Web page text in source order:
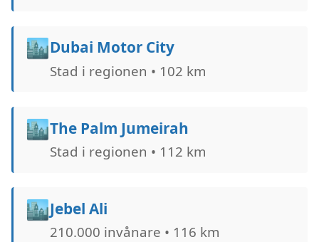
🏙️Dubai Motor City
Stad i regionen • 102 km
🏙️The Palm Jumeirah
Stad i regionen • 112 km
🏙️Jebel Ali
210.000 invånare • 116 km